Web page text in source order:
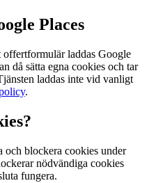
Places
laddas Google
då sätta egna cookies och tar
laddas inte vid vanligt
.
och blockera cookies under
nödvändiga cookies
fungera.